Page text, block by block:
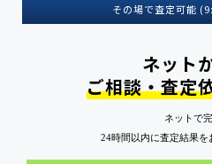
その場で査定可能
ネット
ご相談・査定
ネットで完
24時間以内に査定結果を